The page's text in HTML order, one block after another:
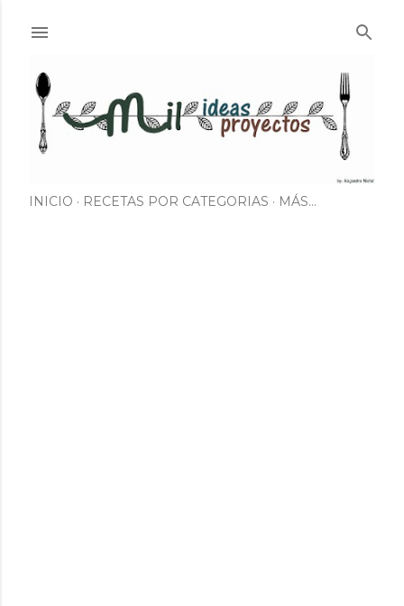
INICIO RECETAS POR CATEGORIAS MÁS…